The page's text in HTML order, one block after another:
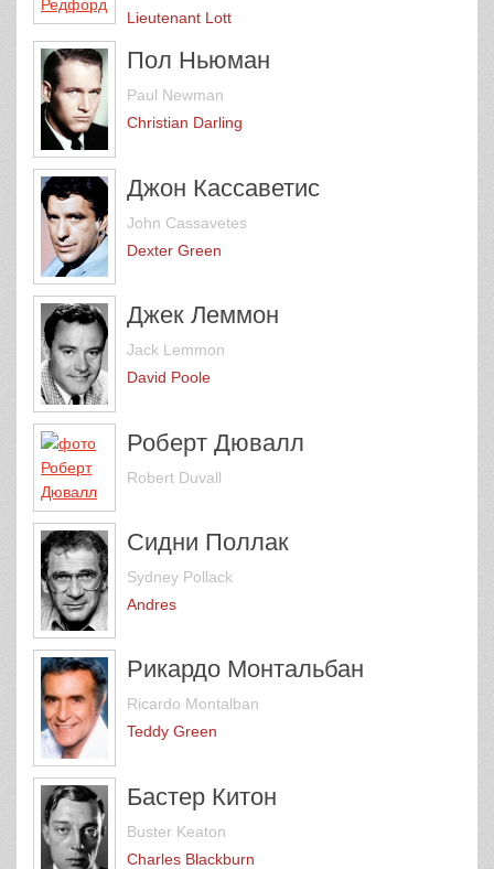
Lieutenant Lott
Пол Ньюман
Paul Newman
Christian Darling
Джон Кассаветис
John Cassavetes
Dexter Green
Джек Леммон
Jack Lemmon
David Poole
Роберт Дювалл
Robert Duvall
Сидни Поллак
Sydney Pollack
Andres
Рикардо Монтальбан
Ricardo Montalban
Teddy Green
Бастер Китон
Buster Keaton
Charles Blackburn